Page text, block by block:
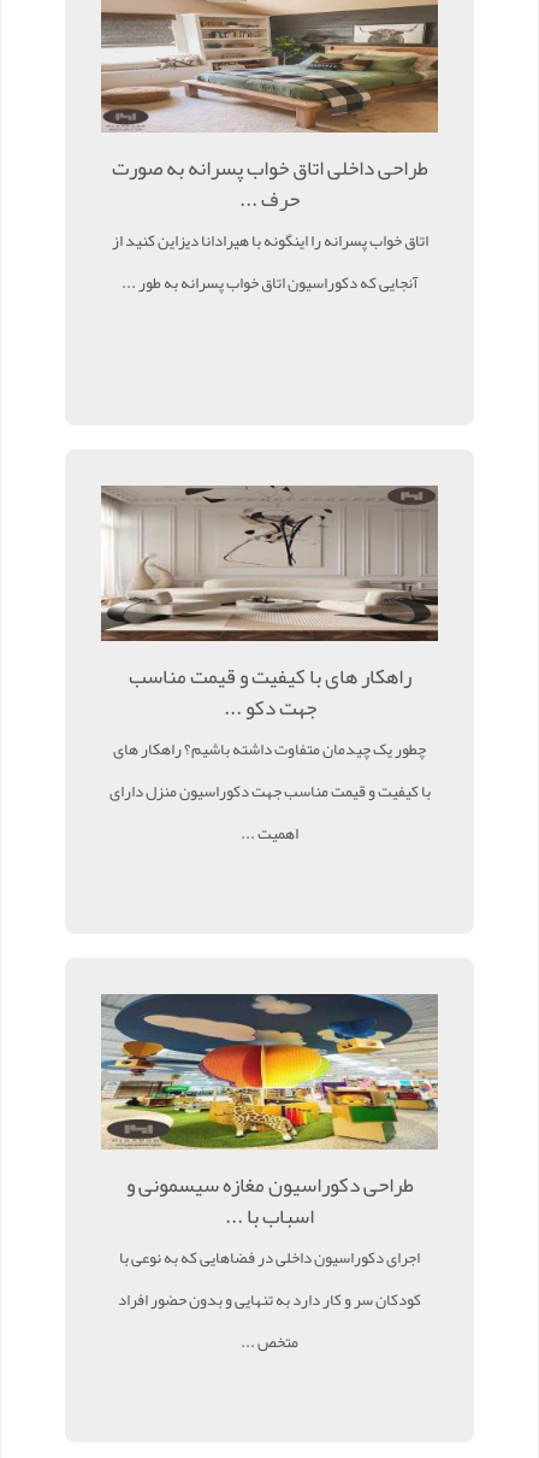
طراحی داخلی اتاق خواب پسرانه به صورت
حرف ...
اتاق خواب پسرانه را اینگونه با هیرادانا دیزاین کنید از
آنجایی که دکوراسیون اتاق خواب پسرانه به طور ...
راهکار های با کیفیت و قیمت مناسب
جهت دکو ...
چطور یک چیدمان متفاوت داشته باشیم؟ راهکار های
با کیفیت و قیمت مناسب جهت دکوراسیون منزل دارای
اهمیت ...
طراحی دکوراسیون مغازه سیسمونی و
اسباب با ...
اجرای دکوراسیون داخلی در فضاهایی که به نوعی با
کودکان سر و کار دارد به تنهایی و بدون حضور افراد
متخص ...